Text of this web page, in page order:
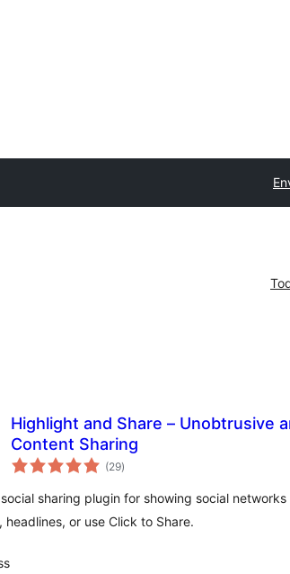
Highlight and Share – Unobtrusive
Content Sharing
(29evaluación
total
)
sharing plugin for showing social
headlines, or use Click to Share.